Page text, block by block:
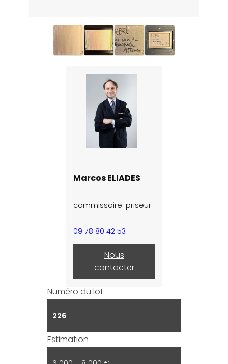
Marcos ELIADES
commissaire-priseur
09 78 80 42 53
Nous
contacter
Numéro du lot
226
Estimation